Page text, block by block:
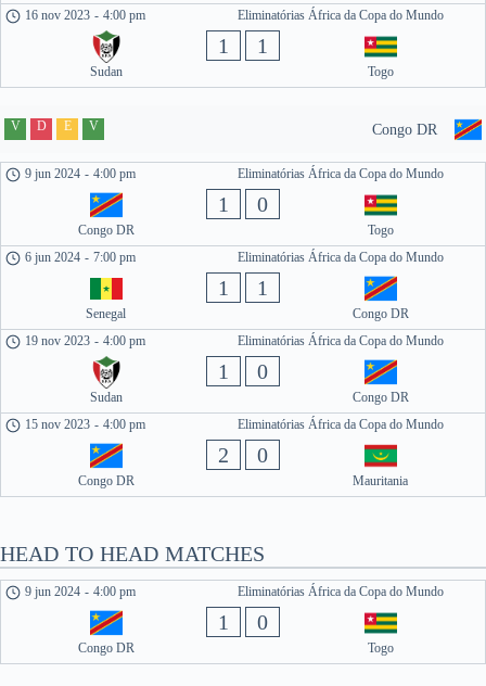
Eliminatórias África da Copa do Mundo
16 nov 2023 - 4:00 pm
Sudan
1 1
Togo
Congo DR
V D E V
Eliminatórias África da Copa do Mundo
9 jun 2024 - 4:00 pm
Congo DR
1 0
Togo
Eliminatórias África da Copa do Mundo
6 jun 2024 - 7:00 pm
Senegal
1 1
Congo DR
Eliminatórias África da Copa do Mundo
19 nov 2023 - 4:00 pm
Sudan
1 0
Congo DR
Eliminatórias África da Copa do Mundo
15 nov 2023 - 4:00 pm
Congo DR
2 0
Mauritania
HEAD TO HEAD MATCHES
Eliminatórias África da Copa do Mundo
9 jun 2024 - 4:00 pm
Congo DR
1 0
Togo